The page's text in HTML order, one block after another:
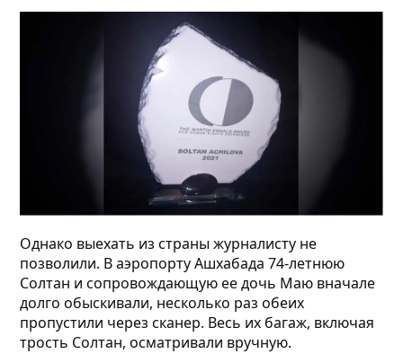
Однако выехать из страны журналисту не
позволили. В аэропорту Ашхабада 74-летнюю
Солтан и сопровождающую ее дочь Маю вначале
долго обыскивали, несколько раз обеих
пропустили через сканер. Весь их багаж, включая
трость Солтан, осматривали вручную.